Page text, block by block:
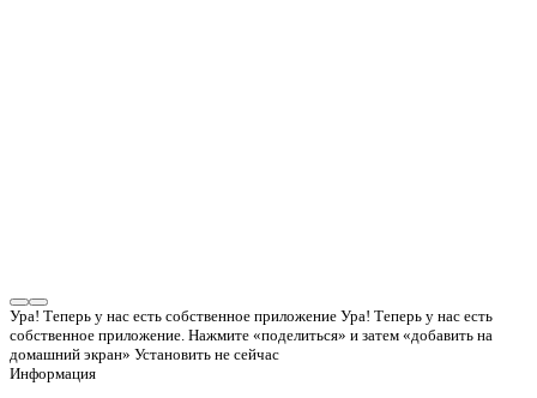
Ура! Теперь у нас есть собственное приложение Ура! Теперь у нас есть
собственное приложение. Нажмите «поделиться» и затем «добавить на
домашний экран» Установить не сейчас
Информация